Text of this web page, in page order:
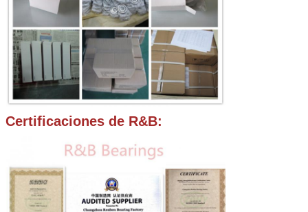
Certificaciones de R&B: